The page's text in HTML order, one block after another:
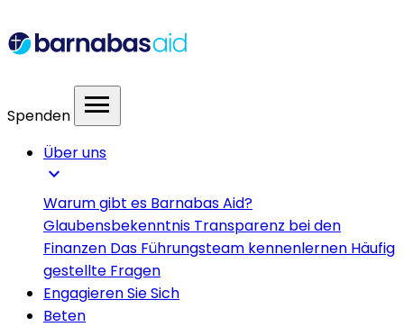
Spenden menu
Über uns
expand_more
Warum gibt es Barnabas Aid?
Glaubensbekenntnis Transparenz bei den
Finanzen Das Führungsteam kennenlernen Häufig
gestellte Fragen
Engagieren Sie Sich
Beten